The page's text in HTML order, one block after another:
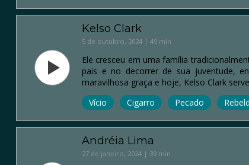
Kelso Clark
5 de outubro, 2024 | 49 min
Ele cresceu em uma família
pais e no decorrer de sua juventude,
maravilhosa graça e hoje, Kelso Clark
Vício
Cigarro Pecado
Andréia Lima
27 de janeiro, 2024 | 39 min